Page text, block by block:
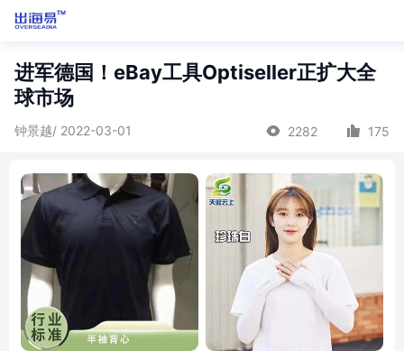
进军德国！eBay工具Optiseller正扩大全
球市场
钟景越/ 2022-03-01 2282 175